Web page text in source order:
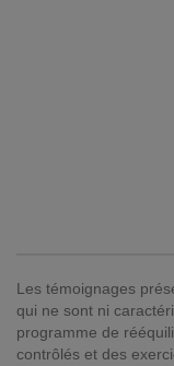
Les témoignages
qui ne sont ni
programme de
contrôlés et des